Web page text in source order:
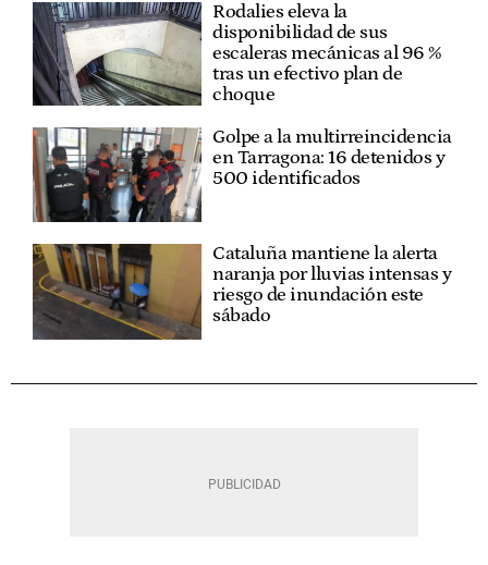
Rodalies eleva la
disponibilidad de sus
escaleras mecánicas al 96 %
tras un efectivo plan de
choque
Golpe a la multirreincidencia
en Tarragona: 16 detenidos y
500 identificados
Cataluña mantiene la alerta
naranja por lluvias intensas y
riesgo de inundación este
sábado